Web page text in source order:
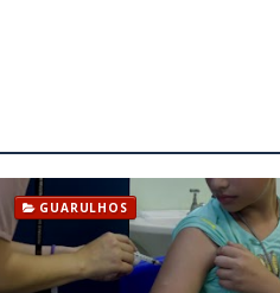
GUARULHOS